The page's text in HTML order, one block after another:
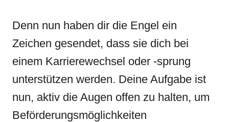
Denn nun haben dir die Engel ein
Zeichen gesendet, dass sie dich bei
einem Karrierewechsel oder -sprung
unterstützen werden. Deine Aufgabe ist
nun, aktiv die Augen offen zu halten, um
Beförderungsmöglichkeiten